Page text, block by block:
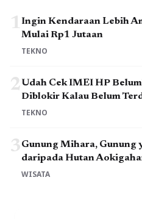
1Ingin Kendaraan Lebih
Mulai Rp1 Jutaan
TEKNO
2Udah Cek IMEI HP
Diblokir Kalau Belum
TEKNO
3Gunung Mihara, Gunung
daripada Hutan
WISATA